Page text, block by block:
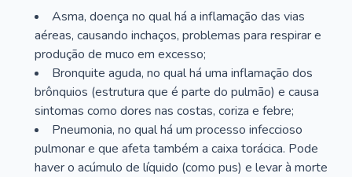
Asma, doença no qual há a inflamação das vias
aéreas, causando inchaços, problemas para respirar e
produção de muco em excesso;
Bronquite aguda, no qual há uma inflamação dos
brônquios (estrutura que é parte do pulmão) e causa
sintomas como dores nas costas, coriza e febre;
Pneumonia, no qual há um processo infeccioso
pulmonar e que afeta também a caixa torácica. Pode
haver o acúmulo de líquido (como pus) e levar à morte